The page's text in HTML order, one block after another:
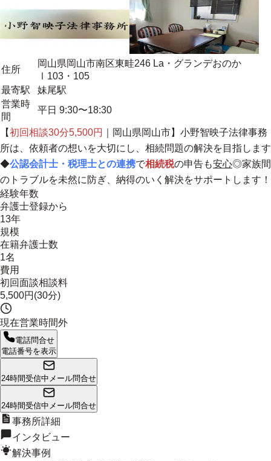
住所
岡山県岡山市南区東畦246 La・グランデおのか
Ⅰ103・105
最寄駅
妹尾駅
営業時
間
平日 9:30〜18:30
【初回相談30分5,500円
｜岡山県岡山市】小野智映子法律事務
所は、依頼者の想いを大切にし、相続問題の解決を目指します
◆公認会計士・税理士との連携で相続税の申告も安心◎家族間
のトラブルを未然に防ぎ、納得のいく解決をサポートします！
経験年数
弁護士登録から
13年
規模
在籍弁護士数
1名
費用
初回面談相談料
5,500円(30分)
現在営業時間外
電話問合せ
電話番号を表示
24時間受信中 メール問合せ
24時間受信中 メール問合せ
事務所詳細
インタビュー
解決事例